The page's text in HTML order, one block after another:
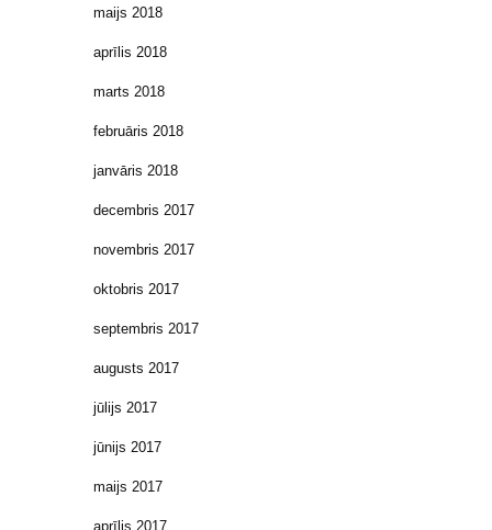
maijs 2018
aprīlis 2018
marts 2018
februāris 2018
janvāris 2018
decembris 2017
novembris 2017
oktobris 2017
septembris 2017
augusts 2017
jūlijs 2017
jūnijs 2017
maijs 2017
aprīlis 2017